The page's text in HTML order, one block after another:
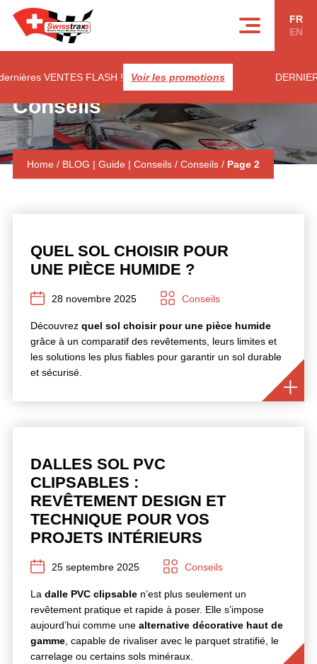
VENTES FLASH ! Voir les promotions
FR
EN
Conseils
Home / BLOG | Guide | Conseils/ Conseils/ Page 2
QUEL SOL CHOISIR POUR
UNE PIÈCE HUMIDE ?
28 novembre 2025 Conseils
Découvrez quel sol choisir pour une pièce humide
grâce à un comparatif des revêtements, leurs limites et
les solutions les plus fiables pour garantir un sol durable
et sécurisé.
DALLES SOL PVC
CLIPSABLES :
REVÊTEMENT DESIGN ET
TECHNIQUE POUR VOS
PROJETS INTÉRIEURS
25 septembre 2025 Conseils
La dalle PVC clipsablen’est plus seulement un
revêtement pratique et rapide à poser. Elle s’impose
aujourd’hui comme une alternative décorative haut de
gamme, capable de rivaliser avec le parquet stratifié, le
carrelage ou certains sols minéraux.
Panneau de gestion des cookies